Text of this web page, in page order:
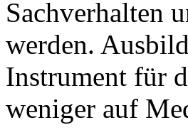
Sachverhalten
werden.
Instrument für
weniger auf